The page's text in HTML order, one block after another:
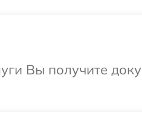
Вы получите